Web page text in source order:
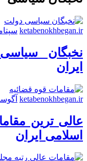
ketabenokhbegan.ir سپتامبر
نخبگان
ایران
ketabenokhbegan.ir آگوست
عالی ترین
اسلامی ایران